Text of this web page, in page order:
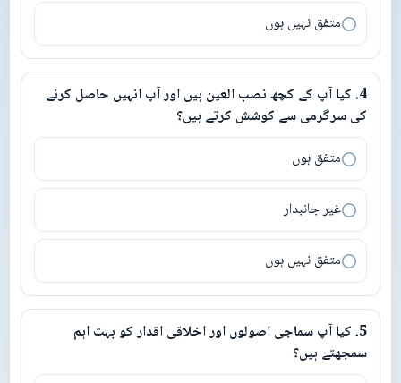
متفق نہیں ہوں
4
.کیا آپ کے کچھ نصب العین ہیں اور آپ انہیں حاصل کرنے کی 4
.کیا آپ کے کچھ نصب العین ہیں اور آپ انہیں حاصل کرنے
کی سرگرمی سے کوشش کرتے ہیں؟
متفق ہوں
غیر جانبدار
متفق نہیں ہوں
5
.کیا آپ سماجی اصولوں اور اخلاقی اقدار کو بہت اہم سمجھتے ہیں؟ 5
.کیا آپ سماجی اصولوں اور اخلاقی اقدار کو بہت اہم
سمجھتے ہیں؟